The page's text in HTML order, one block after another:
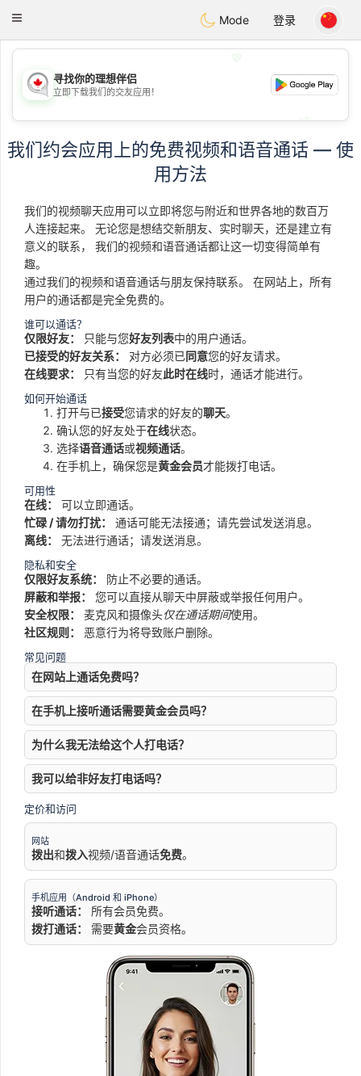
CANADIANchat
Toggle
Mode 登录
💖
💕
寻找你的理想伴侣
立即下载我们的交友应用！
我们约会应用上的免费视频和语音通话 — 使
用方法
我们的视频聊天应用可以立即将您与附近和世界各地的数百万
人连接起来。 无论您是想结交新朋友、实时聊天，还是建立有
意义的联系， 我们的视频和语音通话都让这一切变得简单有
趣。
通过我们的视频和语音通话与朋友保持联系。 在网站上，所有
用户的通话都是完全免费的。
谁可以通话？
仅限好友： 只能与您好友列表中的用户通话。
已接受的好友关系：
对方必须已同意您的好友请求。
在线要求：
只有当您的好友此时在线时，通话才能进行。
如何开始通话
打开与已接受您请求的好友的聊天。
确认您的好友处于在线状态。
选择语音通话或视频通话。
在手机上，确保您是黄金会员才能拨打电话。
可用性
在线：
可以立即通话。
忙碌 / 请勿打扰：
通话可能无法接通；请先尝试发送消息。
离线：
无法进行通话；请发送消息。
隐私和安全
仅限好友系统：
防止不必要的通话。
屏蔽和举报：
您可以直接从聊天中屏蔽或举报任何用户。
安全权限：
麦克风和摄像头仅在通话期间使用。
社区规则：
恶意行为将导致账户删除。
常见问题
在网站上通话免费吗？
在手机上接听通话需要黄金会员吗？
为什么我无法给这个人打电话？
我可以给非好友打电话吗？
定价和访问
网站
拨出和拨入视频/语音通话免费。
手机应用（Android 和 iPhone）
接听通话：
所有会员免费。
拨打通话：
需要黄金会员资格。